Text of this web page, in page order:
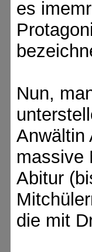
es
Nun,
Anwältin
massive
Abitur
die mit